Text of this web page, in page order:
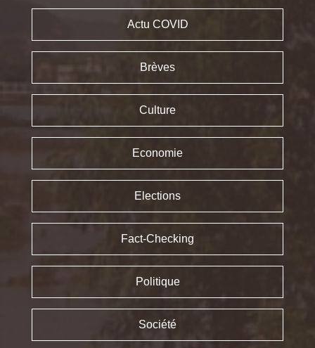
Actu COVID
Brèves
Culture
Economie
Elections
Fact-Checking
Politique
Société